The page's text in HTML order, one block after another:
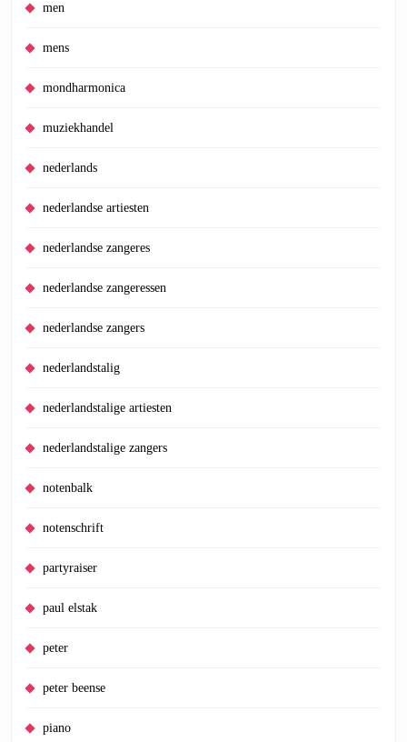
men
mens
mondharmonica
muziekhandel
nederlands
nederlandse artiesten
nederlandse zangeres
nederlandse zangeressen
nederlandse zangers
nederlandstalig
nederlandstalige artiesten
nederlandstalige zangers
notenbalk
notenschrift
partyraiser
paul elstak
peter
peter beense
piano